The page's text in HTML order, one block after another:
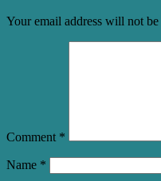
Your email address will not
Comment *
Name *